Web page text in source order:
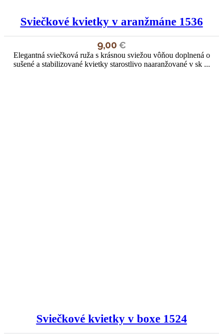
Sviečkové kvietky v aranžmáne 1536
9,00 €
Elegantná sviečková ruža s krásnou sviežou vôňou doplnená o
sušené a stabilizované kvietky starostlivo naaranžované v sk ...
Sviečkové kvietky v boxe 1524